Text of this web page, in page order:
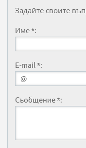
Задайте своите
Име *:
E-mail *:
Съобщение *: